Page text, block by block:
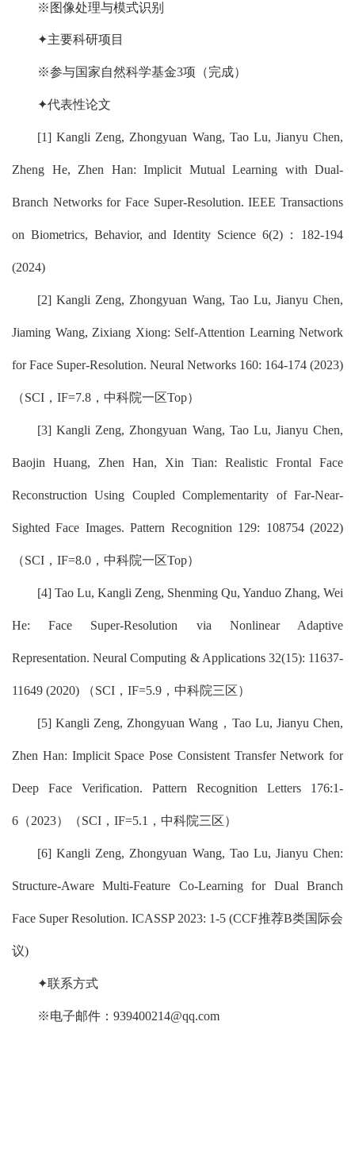
※图像处理与模式识别
✦主要科研项目
※参与国家自然科学基金3项（完成）
✦代表性论文
[1] Kangli Zeng, Zhongyuan Wang, Tao Lu, Jianyu Chen,
Zheng He, Zhen Han: Implicit Mutual Learning with Dual-
Branch Networks for Face Super-Resolution. IEEE Transactions
on Biometrics, Behavior, and Identity Science 6(2)：182-194
(2024)
[2] Kangli Zeng, Zhongyuan Wang, Tao Lu, Jianyu Chen,
Jiaming Wang, Zixiang Xiong: Self-Attention Learning Network
for Face Super-Resolution. Neural Networks 160: 164-174 (2023)
（SCI，IF=7.8，中科院一区Top）
[3] Kangli Zeng, Zhongyuan Wang, Tao Lu, Jianyu Chen,
Baojin Huang, Zhen Han, Xin Tian: Realistic Frontal Face
Reconstruction Using Coupled Complementarity of Far-Near-
Sighted Face Images. Pattern Recognition 129: 108754 (2022)
（SCI，IF=8.0，中科院一区Top）
[4] Tao Lu, Kangli Zeng, Shenming Qu, Yanduo Zhang, Wei
He: Face Super-Resolution via Nonlinear Adaptive
Representation. Neural Computing & Applications 32(15): 11637-
11649 (2020) （SCI，IF=5.9，中科院三区）
[5] Kangli Zeng, Zhongyuan Wang，Tao Lu, Jianyu Chen,
Zhen Han: Implicit Space Pose Consistent Transfer Network for
Deep Face Verification. Pattern Recognition Letters 176:1-
6（2023）（SCI，IF=5.1，中科院三区）
[6] Kangli Zeng, Zhongyuan Wang, Tao Lu, Jianyu Chen:
Structure-Aware Multi-Feature Co-Learning for Dual Branch
Face Super Resolution. ICASSP 2023: 1-5 (CCF推荐B类国际会
议)
✦联系方式
※电子邮件：939400214@qq.com